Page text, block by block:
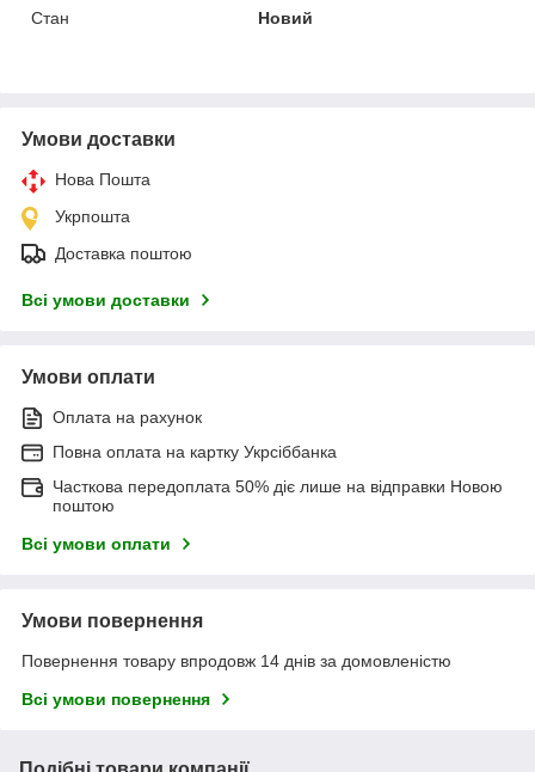
Стан
Новий
Умови доставки
Нова Пошта
Укрпошта
Доставка поштою
Всі умови доставки
Умови оплати
Оплата на рахунок
Повна оплата на картку Укрсіббанка
Часткова передоплата 50% діє лише на відправки Новою
поштою
Всі умови оплати
Умови повернення
Повернення товару впродовж 14 днів за домовленістю
Всі умови повернення